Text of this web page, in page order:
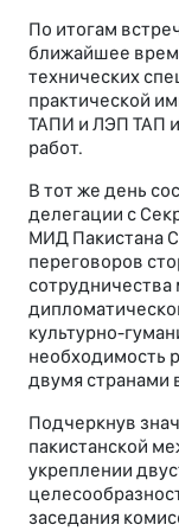
По итогам
ближайшее
технических
практической
ТАПИ и ЛЭП ТАП
работ.
В тот же день
делегации с
МИД Пакистана
переговоров
культурно-
необходимость
двумя странами
Подчеркнув
пакистанской
укреплении
заседания